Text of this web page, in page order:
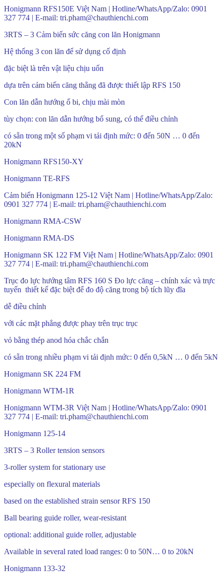
Honigmann RFS150E Việt Nam | Hotline/WhatsApp/Zalo: 0901
327 774 | E-mail: tri.pham@chauthienchi.com
3RTS – 3 Cảm biến sức căng con lăn Honigmann
Hệ thống 3 con lăn để sử dụng cố định
đặc biệt là trên vật liệu chịu uốn
dựa trên cảm biến căng thẳng đã được thiết lập RFS 150
Con lăn dẫn hướng ổ bi, chịu mài mòn
tùy chọn: con lăn dẫn hướng bổ sung, có thể điều chỉnh
có sẵn trong một số phạm vi tải định mức: 0 đến 50N … 0 đến
20kN
Honigmann RFS150-XY
Honigmann TE-RFS
Cảm biến Honigmann 125-12 Việt Nam | Hotline/WhatsApp/Zalo:
0901 327 774 | E-mail: tri.pham@chauthienchi.com
Honigmann RMA-CSW
Honigmann RMA-DS
Honigmann SK 122 FM Việt Nam | Hotline/WhatsApp/Zalo: 0901
327 774 | E-mail: tri.pham@chauthienchi.com
Trục đo lực hướng tâm RFS 160 S Đo lực căng – chính xác và trực
tuyến thiết kế đặc biệt để đo độ căng trong bộ tích lũy đĩa
dễ điều chỉnh
với các mặt phẳng được phay trên trục trục
vỏ bằng thép anod hóa chắc chắn
có sẵn trong nhiều phạm vi tải định mức: 0 đến 0,5kN … 0 đến 5kN
Honigmann SK 224 FM
Honigmann WTM-1R
Honigmann WTM-3R Việt Nam | Hotline/WhatsApp/Zalo: 0901
327 774 | E-mail: tri.pham@chauthienchi.com
Honigmann 125-14
3RTS – 3 Roller tension sensors
3-roller system for stationary use
especially on flexural materials
based on the established strain sensor RFS 150
Ball bearing guide roller, wear-resistant
optional: additional guide roller, adjustable
Available in several rated load ranges: 0 to 50N… 0 to 20kN
Honigmann 133-32